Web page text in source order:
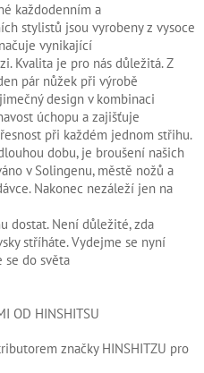
každodenním a
stylistů jsou vyrobeny z vysoce
vynikající
Kvalita je pro nás důležitá. Z
pár nůžek při výrobě
design v kombinaci
úchopu a zajišťuje
při každém jednom střihu.
dobu, je broušení našich
v Solingenu, městě nožů a
Nakonec nezáleží jen na
dostat. Není důležité, zda
stříháte. Vydejme se nyní
se do světa
OD HINSHITSU
značky HINSHITZU pro